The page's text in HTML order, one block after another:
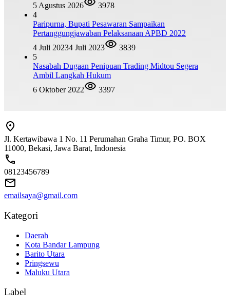
5 Agustus 2026
3978
4
Paripurna, Bupati Pesawaran Sampaikan
Pertanggungjawaban Pelaksanaan APBD 2022
4 Juli 20234 Juli 2023
3839
5
Nasabah Dugaan Penipuan Trading Midtou Segera
Ambil Langkah Hukum
6 Oktober 2022
3397
Jl. Kertawibawa 1 No. 11 Perumahan Graha Timur, PO. BOX
11000, Bekasi, Jawa Barat, Indonesia
08123456789
emailsaya@gmail.com
Kategori
Daerah
Kota Bandar Lampung
Barito Utara
Pringsewu
Maluku Utara
Label